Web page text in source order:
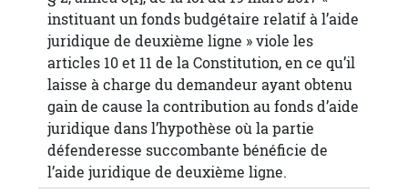
instituant un fonds budgétaire relatif à l’aide
juridique de deuxième ligne » viole les
articles 10 et 11 de la Constitution, en ce qu’il
laisse à charge du demandeur ayant obtenu
gain de cause la contribution au fonds d’aide
juridique dans l’hypothèse où la partie
défenderesse succombante bénéficie de
l’aide juridique de deuxième ligne.